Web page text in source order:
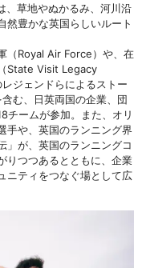
、草地やぬかるみ、河川沿
然豊かな英国らしいルート
（Royal Air Force）や、在
State Visit Legacy
ジェンドらによるストー
む、日英両国の企業、団
チームが参加。また、オリ
手や、英国のランニング界
」が、英国のランニングコ
りつつあるとともに、企業
ニティをつなぐ場として広